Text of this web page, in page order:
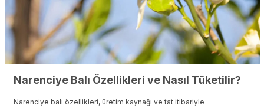
Narenciye Balı Özellikleri ve Nasıl Tüketilir?
Narenciye balı özellikleri, üretim kaynağı ve tat itibariyle